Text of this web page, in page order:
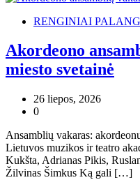
RENGINIAI
Akordeono
miesto svetainė
26 liepos, 2026
0
Ansamblių vakaras:
Lietuvos muzikos ir teatro
Kukšta, Adrianas Pikis,
Žilvinas Šimkus Ką gali […]